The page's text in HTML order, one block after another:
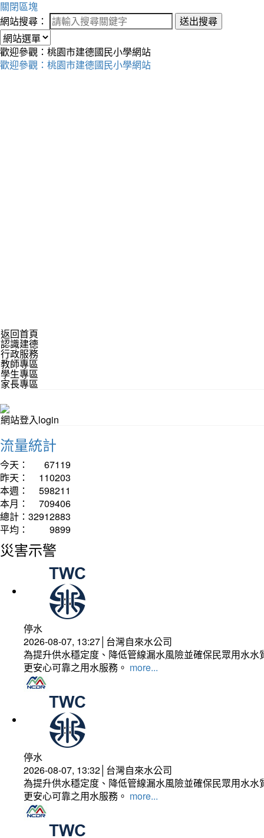
關閉區塊
網站搜尋：
送出搜尋
歡迎參觀：桃園市建德國民小學網站
歡迎參觀：桃園市建德國民小學網站
返回首頁
認識建德
行政服務
教師專區
學生專區
家長專區
網站登入login
流量統計
今天：
67119
昨天：
110203
本週：
598211
本月：
709406
總計： 32912883
平均：
9899
災害示警
停水
2026-08-07, 13:27│台灣自來水公司
為提升供水穩定度、降低管線漏水風險並確保民眾用水
更安心可靠之用水服務。 more...
停水
2026-08-07, 13:32│台灣自來水公司
為提升供水穩定度、降低管線漏水風險並確保民眾用水
更安心可靠之用水服務。 more...